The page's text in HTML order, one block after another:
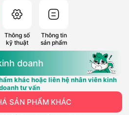
Thông số
kỹ thuật
Thông tin
sản phẩm
doanh
khác hoặc liên hệ nhân viên kinh
tư vấn
SẢN PHẨM KHÁC